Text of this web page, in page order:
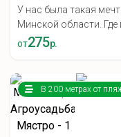
У нас была такая
Минской области. Где
от275р.
В 200 метрах от